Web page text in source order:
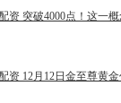
资 突破4000点！这一
资 12月12日金至尊黄